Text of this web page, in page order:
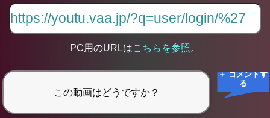
PC用のURLはこちらを参照 。
＋ コメントす
る